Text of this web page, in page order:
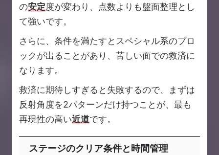
の安定度が変わり、点数よりも盤面整理とし
て強いです。
さらに、条件を満たすとスペシャル系のブロ
ックが出ることがあり、苦しい面での救済に
なります。
救済に期待しすぎると失敗するので、まずは
反射角度を2パターンだけ持つことが、最も
再現性の高い近道です。
ステージのクリア条件と時間管理